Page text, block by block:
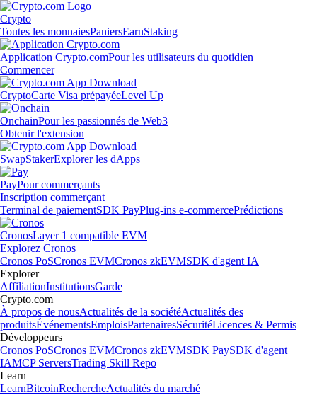
Crypto
Toutes les monnaiesPaniersEarnStaking
Application Crypto.comPour les utilisateurs du quotidien
Commencer
CryptoCarte Visa prépayéeLevel Up
OnchainPour les passionnés de Web3
Obtenir l'extension
SwapStakerExplorer les dApps
PayPour commerçants
Inscription commerçant
Terminal de paiementSDK PayPlug-ins e-commercePrédictions
CronosLayer 1 compatible EVM
Explorez Cronos
Cronos PoSCronos EVMCronos zkEVMSDK d'agent IA
Explorer
AffiliationInstitutionsGarde
Crypto.com
À propos de nousActualités de la sociétéActualités des
produitsÉvénementsEmploisPartenairesSécuritéLicences & Permis
Développeurs
Cronos PoSCronos EVMCronos zkEVMSDK PaySDK d'agent
IAMCP ServersTrading Skill Repo
Learn
LearnBitcoinRechercheActualités du marché